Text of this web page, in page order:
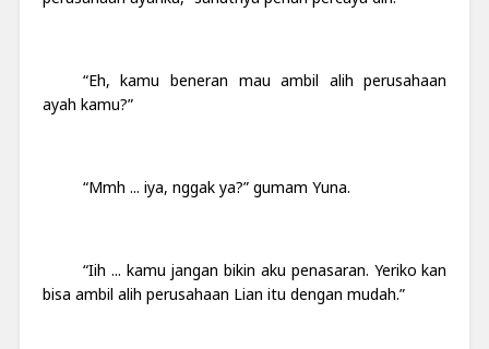
“Eh, kamu beneran mau ambil alih perusahaan
ayah kamu?”
“Mmh ... iya, nggak ya?” gumam Yuna.
“Iih ... kamu jangan bikin aku penasaran. Yeriko kan
bisa ambil alih perusahaan Lian itu dengan mudah.”